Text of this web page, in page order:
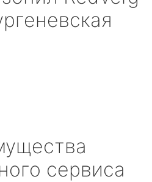
сервиса